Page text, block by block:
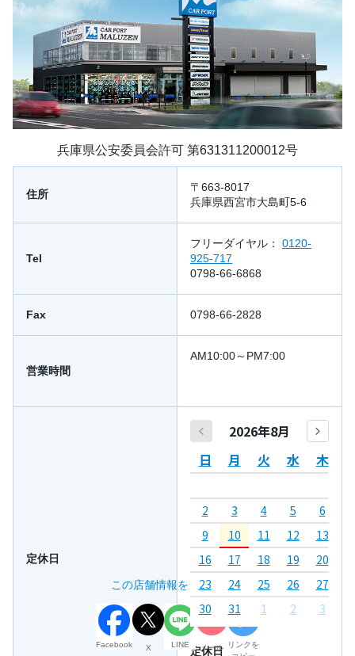
兵庫県公安委員会許可 第631311200012号
この店舗情報をシェアする
Facebook X LINE メール
リンクを
住所
〒663-8017
兵庫県西宮市大島町5-6
Tel
フリーダイヤル： 0120-
925-717
0798-66-6868
Fax 0798-66-2828
営業時間
AM10:00～PM7:00
定休日
2026年8月
日
月 火 水 木
2 3 4 5 6
9
10 11 12 13
16
17 18 19 20
23
24 25 26 27
30
31 1 2 3
定休日